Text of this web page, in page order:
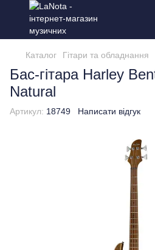
Каталог Гітари та обладнання
Бас-гітара Harley
Natural
Артикул: 18749 Написати відгук